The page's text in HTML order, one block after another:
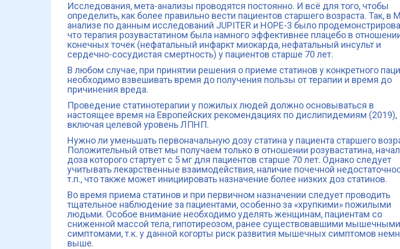
Исследования, мета-анализы проводятся постоянно. И всё для того, чтобы
определить, как более правильно вести пациентов старшего возраста. Так, в
анализе по данным исследований JUPITER и HOPE-3 было
что терапия розувастатином была намного эффективнее плацебо в
конечных точек (нефатальный инфаркт миокарда, нефатальный инсульт и
сердечно-сосудистая смертность) у пациентов старше 70 лет.
В любом случае, при принятии решения о приеме статинов у конкретного
необходимо взвешивать время до получения пользы от терапии и время до
причинения вреда.
Проведение статинотерапии у пожилых людей должно основываться в
настоящее время на Европейских рекомендациях по дислипидемиям (2019),
включая целевой уровень ЛПНП.
Нужно ли уменьшать первоначальную дозу статина у пациента старшего
Положительный ответ мы получаем только в отношении розувастатина,
доза которого стартует с 5 мг для пациентов старше 70 лет. Однако следует
учитывать лекарственные взаимодействия, наличие почечной
т.п., что также может инициировать назначение более низких доз статинов.
Во время приема статинов и при первичном назначении следует проводить
тщательное наблюдение за пациентами, особенно за «хрупкими» пожилыми
людьми. Особое внимание необходимо уделять женщинам, пациентам со
сниженной массой тела, гипотиреозом, ранее существовавшими мышечными
симптомами, т.к. у данной когорты риск развития мышечных симптомов
выше.